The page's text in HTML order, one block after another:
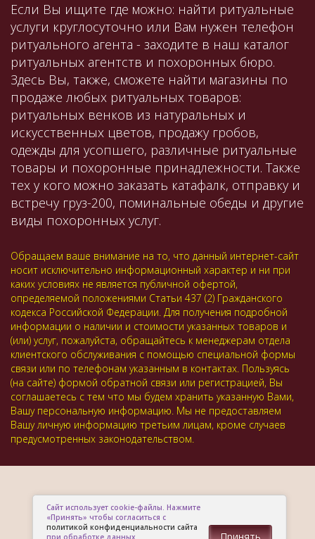
Если Вы ищите где можно: найти ритуальные
услуги круглосуточно или Вам нужен телефон
ритуального агента - заходите в наш каталог
ритуальных агентств и похоронных бюро.
Здесь Вы, также, сможете найти магазины по
продаже любых ритуальных товаров:
ритуальных венков из натуральных и
искусственных цветов, продажу гробов,
одежды для усопшего, различные ритуальные
товары и похоронные принадлежности. Также
тех у кого можно заказать катафалк, отправку и
встречу груз-200, поминальные обеды и другие
виды похоронных услуг.
Обращаем ваше внимание на то, что данный интернет-сайт
носит исключительно информационный характер и ни при
каких условиях не является публичной офертой,
определяемой положениями Статьи 437 (2) Гражданского
кодекса Российской Федерации. Для получения подробной
информации о наличии и стоимости указанных товаров и
(или) услуг, пожалуйста, обращайтесь к менеджерам отдела
клиентского обслуживания с помощью специальной формы
связи или по телефонам указанным в контактах. Пользуясь
(на сайте) формой обратной связи или регистрацией, Вы
соглашаетесь с тем что мы будем хранить указанную Вами,
Вашу персональную информацию. Мы не предоставляем
Вашу личную информацию третьим лицам, кроме случаев
предусмотренных законодательством.
Сайт использует cookie-файлы. Нажмите
«Принять» чтобы согласиться с
политикой конфиденциальности сайта
при обработке данных.